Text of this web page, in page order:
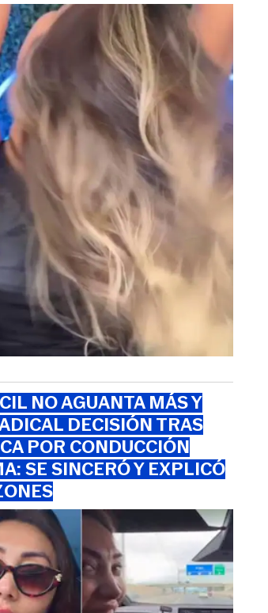
NO AGUANTA MÁS Y
DECISIÓN TRAS
POR CONDUCCIÓN
SE SINCERÓ Y EXPLICÓ